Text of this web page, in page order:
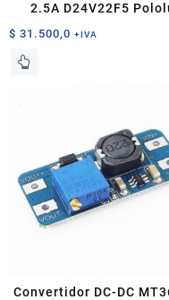
2.5A D24V22F5
$ 31.500,0 +IVA
Convertidor DC-DC